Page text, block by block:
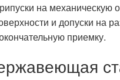
на механическую
и допуски на
приемку.